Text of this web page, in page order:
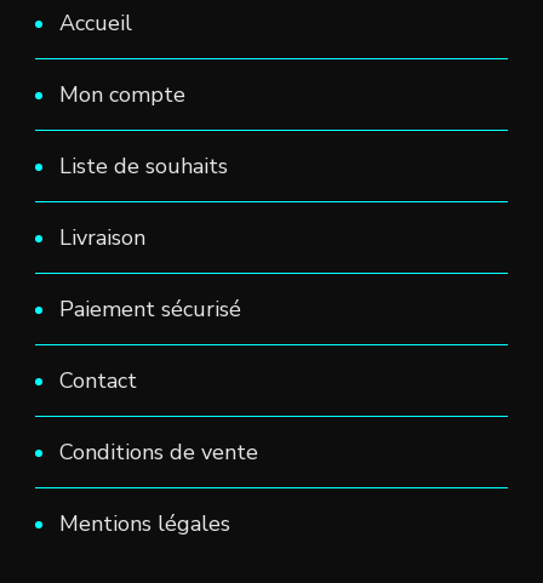
Accueil
Mon compte
Liste de souhaits
Livraison
Paiement sécurisé
Contact
Conditions de vente
Mentions légales